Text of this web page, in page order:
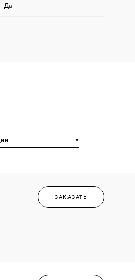
Да
ЗАКАЗАТЬ